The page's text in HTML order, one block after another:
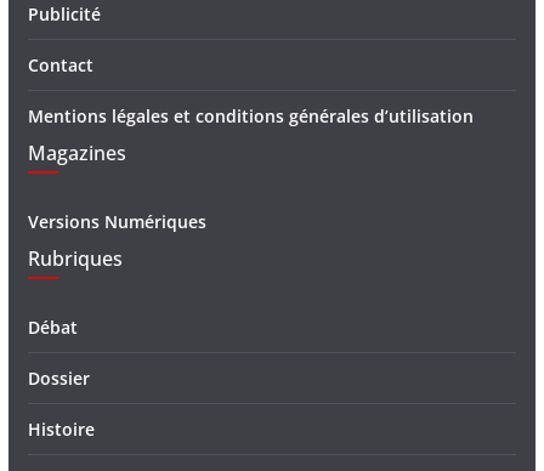
Publicité
Contact
Mentions légales et conditions générales d’utilisation
Magazines
Versions Numériques
Rubriques
Débat
Dossier
Histoire